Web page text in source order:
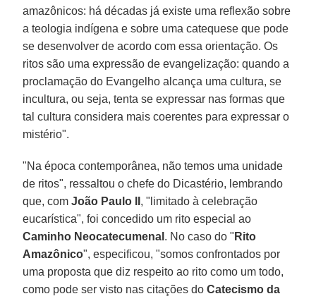
amazônicos: há décadas já existe uma reflexão sobre
a teologia indígena e sobre uma catequese que pode
se desenvolver de acordo com essa orientação. Os
ritos são uma expressão de evangelização: quando a
proclamação do Evangelho alcança uma cultura, se
incultura, ou seja, tenta se expressar nas formas que
tal cultura considera mais coerentes para expressar o
mistério".
"Na época contemporânea, não temos uma unidade
de ritos", ressaltou o chefe do Dicastério, lembrando
que, comJoão Paulo II , "limitado à celebração
eucarística", foi concedido um rito especial ao
Caminho Neocatecumenal . No caso do " Rito
Amazônico", especificou, "somos confrontados por
uma proposta que diz respeito ao rito como um todo,
como pode ser visto nas citações doCatecismo da